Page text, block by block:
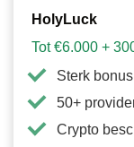
HolyLuck
Tot €6.000 +
Sterk
50+
Crypto